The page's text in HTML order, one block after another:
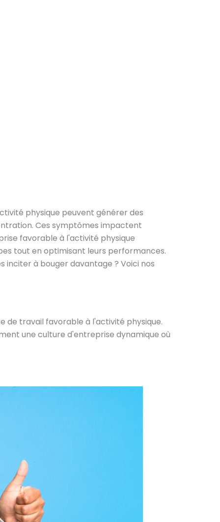
physique peuvent générer des
Ces symptômes impactent
favorable à l'activité physique
tout en optimisant leurs performances.
inciter à bouger davantage ? Voici nos
de travail favorable à l'activité physique.
une culture d'entreprise dynamique où